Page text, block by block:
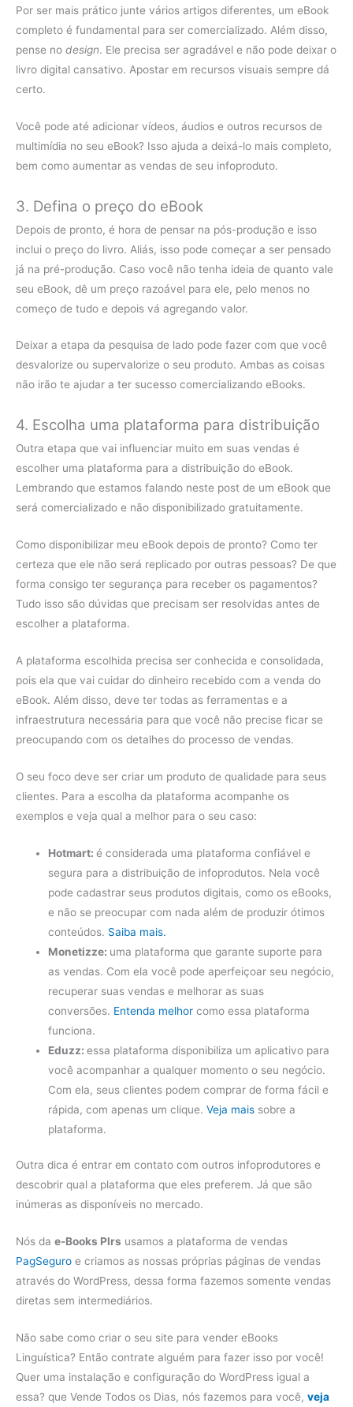
Por ser mais prático junte vários artigos diferentes, um eBook
completo é fundamental para ser comercializado. Além disso,
pense no design. Ele precisa ser agradável e não pode deixar o
livro digital cansativo. Apostar em recursos visuais sempre dá
certo.
Você pode até adicionar vídeos, áudios e outros recursos de
multimídia no seu eBook? Isso ajuda a deixá-lo mais completo,
bem como aumentar as vendas de seu infoproduto.
3. Defina o preço do eBook
Depois de pronto, é hora de pensar na pós-produção e isso
inclui o preço do livro. Aliás, isso pode começar a ser pensado
já na pré-produção. Caso você não tenha ideia de quanto vale
seu eBook, dê um preço razoável para ele, pelo menos no
começo de tudo e depois vá agregando valor.
Deixar a etapa da pesquisa de lado pode fazer com que você
desvalorize ou supervalorize o seu produto. Ambas as coisas
não irão te ajudar a ter sucesso comercializando eBooks.
4. Escolha uma plataforma para distribuição
Outra etapa que vai influenciar muito em suas vendas é
escolher uma plataforma para a distribuição do eBook.
Lembrando que estamos falando neste post de um eBook que
será comercializado e não disponibilizado gratuitamente.
Como disponibilizar meu eBook depois de pronto? Como ter
certeza que ele não será replicado por outras pessoas? De que
forma consigo ter segurança para receber os pagamentos?
Tudo isso são dúvidas que precisam ser resolvidas antes de
escolher a plataforma.
A plataforma escolhida precisa ser conhecida e consolidada,
pois ela que vai cuidar do dinheiro recebido com a venda do
eBook. Além disso, deve ter todas as ferramentas e a
infraestrutura necessária para que você não precise ficar se
preocupando com os detalhes do processo de vendas.
O seu foco deve ser criar um produto de qualidade para seus
clientes. Para a escolha da plataforma acompanhe os
exemplos e veja qual a melhor para o seu caso:
Hotmart:é considerada uma plataforma confiável e
segura para a distribuição de infoprodutos. Nela você
pode cadastrar seus produtos digitais, como os eBooks,
e não se preocupar com nada além de produzir ótimos
conteúdos. Saiba mais.
Monetizze: uma plataforma que garante suporte para
as vendas. Com ela você pode aperfeiçoar seu negócio,
recuperar suas vendas e melhorar as suas
conversões. Entenda melhor como essa plataforma
funciona.
Eduzz:essa plataforma disponibiliza um aplicativo para
você acompanhar a qualquer momento o seu negócio.
Com ela, seus clientes podem comprar de forma fácil e
rápida, com apenas um clique.Veja mais sobre a
plataforma.
Outra dica é entrar em contato com outros infoprodutores e
descobrir qual a plataforma que eles preferem. Já que são
inúmeras as disponíveis no mercado.
Nós da e-Books Plrs usamos a plataforma de vendas
PagSeguro e criamos as nossas próprias páginas de vendas
através do WordPress, dessa forma fazemos somente vendas
diretas sem intermediários.
Não sabe como criar o seu site para vender eBooks
Linguística? Então contrate alguém para fazer isso por você!
Quer uma instalação e configuração do WordPress igual a
essa? que Vende Todos os Dias, nós fazemos para você, veja